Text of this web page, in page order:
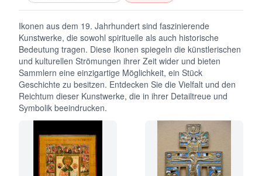
Ikonen aus dem 19. Jahrhundert sind faszinierende
Kunstwerke, die sowohl spirituelle als auch historische
Bedeutung tragen. Diese Ikonen spiegeln die künstlerischen
und kulturellen Strömungen ihrer Zeit wider und bieten
Sammlern eine einzigartige Möglichkeit, ein Stück
Geschichte zu besitzen. Entdecken Sie die Vielfalt und den
Reichtum dieser Kunstwerke, die in ihrer Detailtreue und
Symbolik beeindrucken.